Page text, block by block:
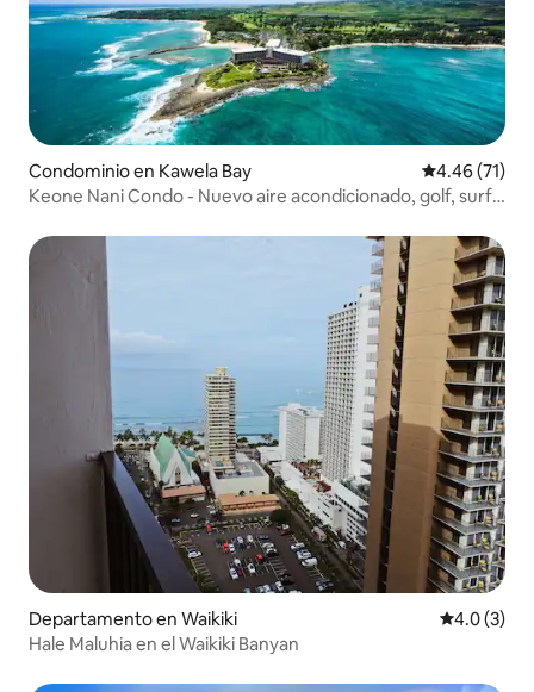
Condominio en Kawela Bay Calificación
4.46 (71)
Keone Nani Condo - Nuevo aire acondicionado, golf, surf,
Departamento en Waikiki
4.0 (3)
Hale Maluhia en el Waikiki Banyan